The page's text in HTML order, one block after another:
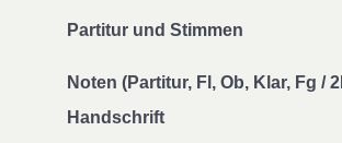
Partitur und Stimmen
Noten (Partitur, Fl, Ob, Klar, Fg /
Handschrift